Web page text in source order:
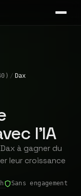
/ Dax
l'IA
à gagner du
leur croissance
Sans engagement